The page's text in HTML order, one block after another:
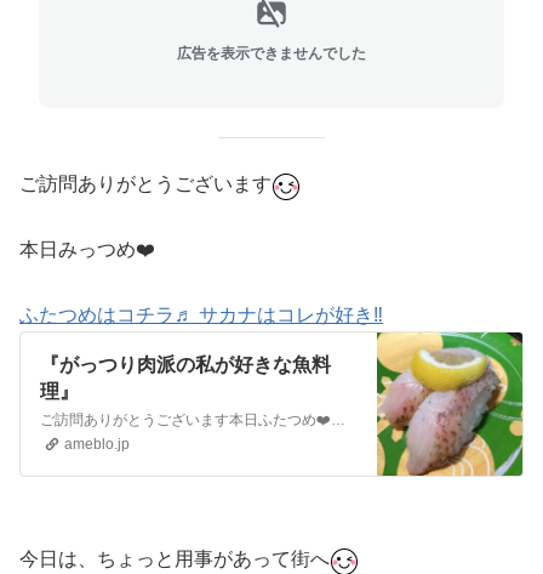
広告を表示できませんでした
ご訪問ありがとうございます
本日みっつめ❤️
ふたつめはコチラ♬ サカナはコレが好き‼️
『がっつり肉派の私が好きな魚料
理』
ご訪問ありがとうございます本日ふたつめ❤️ひとつめはコチラ♬ スタバで追いチョコ❤️『スタバの店員さんに、渋られたトッピング』ご訪問ありがとうございます昨日の…
ameblo.jp
今日は、ちょっと用事があって街へ